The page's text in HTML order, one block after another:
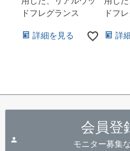
ドフレグランス
詳細を見る
ドフ
詳
会員登
モニター募集